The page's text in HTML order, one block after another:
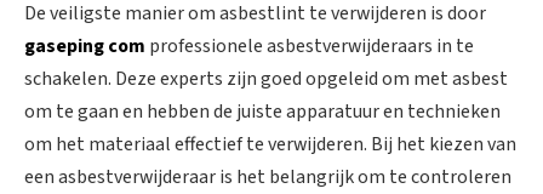
De veiligste manier om asbestlint te verwijderen is door
gaseping com professionele asbestverwijderaars in te
schakelen. Deze experts zijn goed opgeleid om met asbest
om te gaan en hebben de juiste apparatuur en technieken
om het materiaal effectief te verwijderen. Bij het kiezen van
een asbestverwijderaar is het belangrijk om te controleren